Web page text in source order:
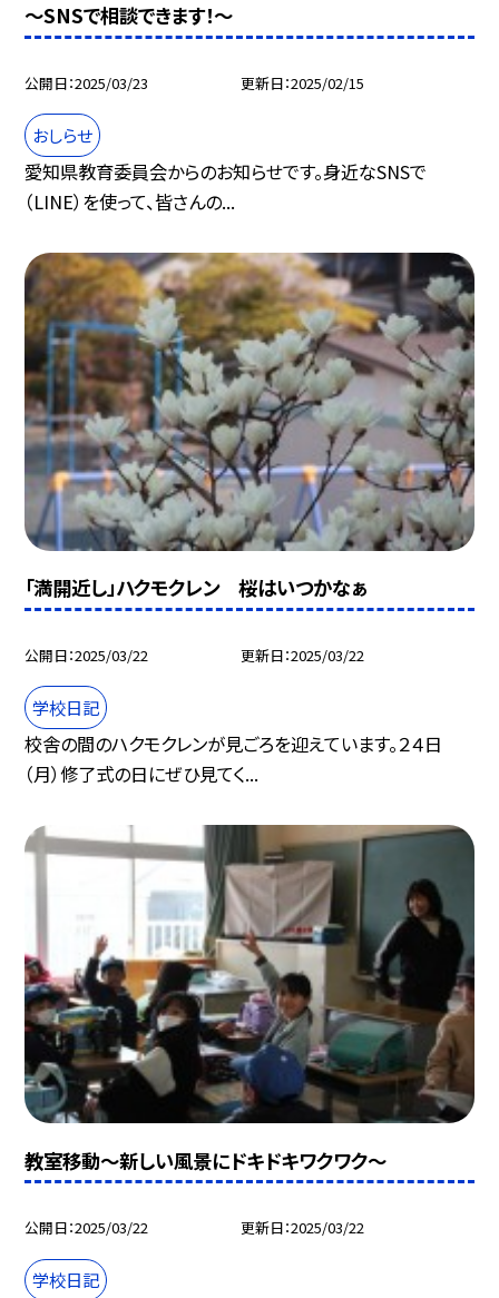
～SNSで相談できます！～
公開日 2025/03/23 更新日 2025/02/15
おしらせ
愛知県教育委員会からのお知らせです。身近なSNSで
（LINE）を使って、皆さんの...
「満開近し」ハクモクレン 桜はいつかなぁ
公開日 2025/03/22 更新日 2025/03/22
学校日記
校舎の間のハクモクレンが見ごろを迎えています。２４日
（月）修了式の日にぜひ見てく...
教室移動～新しい風景にドキドキワクワク～
公開日 2025/03/22 更新日 2025/03/22
学校日記